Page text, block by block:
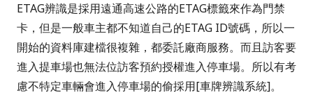
ETAG辨識是採用遠通高速公路的ETAG標籤來作為門禁
卡，但是一般車主都不知道自己的ETAG ID號碼，所以一
開始的資料庫建檔很複雜，都委託廠商服務。而且訪客要
進入提車場也無法位訪客預約授權進入停車場。所以有考
慮不特定車輛會進入停車場的偷採用[車牌辨識系統]。